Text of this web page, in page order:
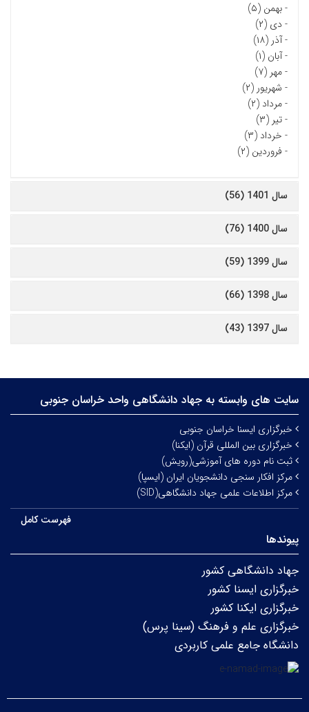
-بهمن (۵)
- دی (۲)
-آذر (۱۸)
-آبان (۱)
-مهر (۷)
- شهریور (۲)
-مرداد (۲)
-تیر (۳)
- خرداد (۳)
- فروردین (۲)
سال 1401 (56)
سال 1400 (76)
سال 1399 (59)
سال 1398 (66)
سال 1397 (43)
سایت های وابسته به جهاد دانشگاهی واحد خراسان جنوبی
خبرگزاری ایسنا خراسان جنوبی
خبرگزاری بین المللی قرآن (ایکنا)
ثبت نام دوره های آموزشی(رویش)
مرکز افکار سنجی دانشجویان ایران (ایسپا)
مرکز اطلاعات علمی جهاد دانشگاهی(SID)
فهرست کامل
پیوندها
جهاد دانشگاهی کشور
خبرگزاری ایسنا کشور
خبرگزاری ایکنا کشور
خبرگزاری علم و فرهنگ (سینا پرس)
دانشگاه جامع علمی کاربردی